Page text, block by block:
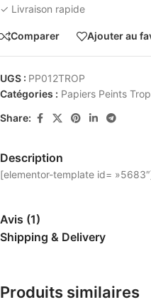
✓ Livraison rapide
Comparer Ajouter au
UGS : PP012TROP
Catégories : Papiers Peints
Share:
Description
[elementor-template id=
Avis (1)
Shipping & Delivery
Produits similaires